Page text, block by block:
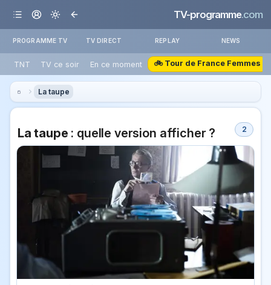
TV-programme.com
PROGRAMME TV TV DIRECT REPLAY NEWS
TNT TV ce soir En ce moment 🚲 Tour de France Femmes
La taupe
La taupe : quelle version afficher ? 2